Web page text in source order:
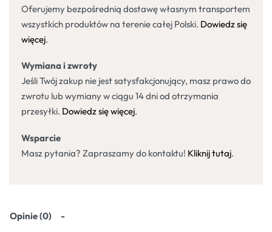
Oferujemy bezpośrednią dostawę własnym transportem
wszystkich produktów na terenie całej Polski. Dowiedz się
więcej.
Wymiana i zwroty
Jeśli Twój zakup nie jest satysfakcjonujący, masz prawo do
zwrotu lub wymiany w ciągu 14 dni od otrzymania
przesyłki. Dowiedz się więcej.
Wsparcie
Masz pytania? Zapraszamy do kontaktu! Kliknij tutaj.
Opinie (0)